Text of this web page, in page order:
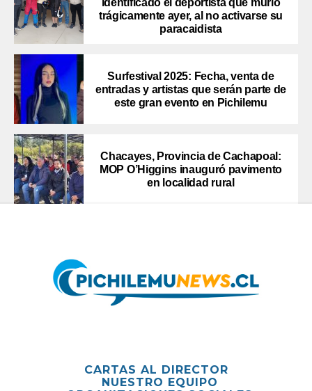
identificado el deportista que murió
trágicamente ayer, al no activarse su
paracaidista
Surfestival 2025: Fecha, venta de
entradas y artistas que serán parte de
este gran evento en Pichilemu
Chacayes, Provincia de Cachapoal:
MOP O’Higgins inauguró pavimento
en localidad rural
CARTAS AL DIRECTOR
NUESTRO EQUIPO